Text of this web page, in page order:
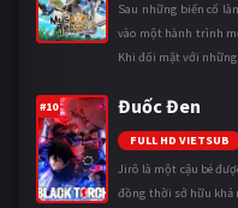
Sau những biến cố
vào một hành trình
Khi đối mặt với những
#10 Đuốc Đen
FULL HD VIETSUB
Jirô là một cậu bé
đồng thời sở hữu khả